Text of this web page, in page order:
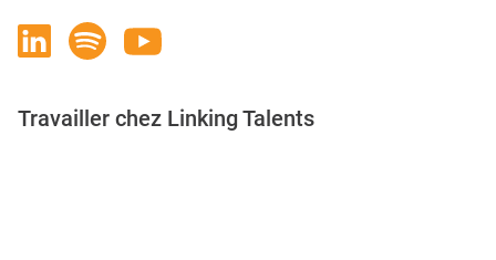
Travailler chez Linking Talents